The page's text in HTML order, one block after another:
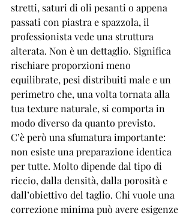
stretti, saturi di oli pesanti o appena
passati con piastra e spazzola, il
professionista vede una struttura
alterata. Non è un dettaglio. Significa
rischiare proporzioni meno
equilibrate, pesi distribuiti male e un
perimetro che, una volta tornata alla
tua texture naturale, si comporta in
modo diverso da quanto previsto.
C’è però una sfumatura importante:
non esiste una preparazione identica
per tutte. Molto dipende dal tipo di
riccio, dalla densità, dalla porosità e
dall’obiettivo del taglio. Chi vuole una
correzione minima può avere esigenze